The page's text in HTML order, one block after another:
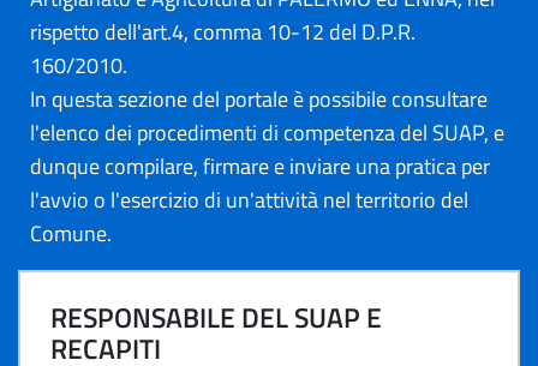
rispetto dell'art.4, comma 10-12 del D.P.R.
160/2010.
In questa sezione del portale è possibile consultare
l'elenco dei procedimenti di competenza del SUAP, e
dunque compilare, firmare e inviare una pratica per
l'avvio o l'esercizio di un'attività nel territorio del
Comune.
RESPONSABILE DEL SUAP E
RECAPITI